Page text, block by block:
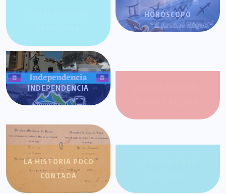
HORÓSCOPO
INDEPENDENCIA
LA HISTORIA POCO
CONTADA